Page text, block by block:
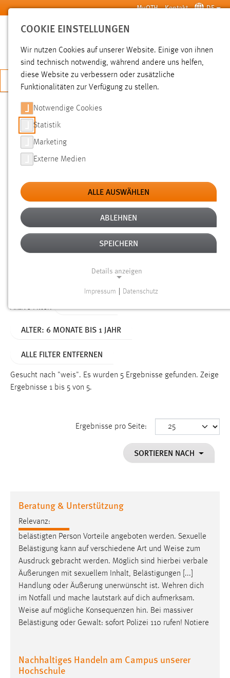
Zum Hauptinhalt springen MyOTH Kontakt DE
SUCHE
JETZT BEWERBEN
SUCHE
FILTER
Typ
Erstellungsdatum
Alter
Aktive Filter:
ALTER: 6 MONATE BIS 1 JAHR
ALLE FILTER ENTFERNEN
Gesucht nach "weis". Es wurden 5 Ergebnisse gefunden. Zeige
Ergebnisse 1 bis 5 von 5.
Ergebnisse pro Seite:
SORTIEREN NACH
Beratung & Unterstützung
Relevanz:
belästigten Person Vorteile angeboten werden. Sexuelle
Belästigung kann auf verschiedene Art und Weise zum
Ausdruck gebracht werden. Möglich sind hierbei verbale
Äußerungen mit sexuellem Inhalt, Belästigungen [...]
Handlung oder Äußerung unerwünscht ist. Wehren dich
im Notfall und mache lautstark auf dich aufmerksam.
Weise auf mögliche Konsequenzen hin. Bei massiver
Belästigung oder Gewalt: sofort Polizei 110 rufen! Notiere
Nachhaltiges Handeln am Campus unserer
Hochschule
COOKIE EINSTELLUNGEN
Wir nutzen Cookies auf unserer Website. Einige von ihnen
sind technisch notwendig, während andere uns helfen,
diese Website zu verbessern oder zusätzliche
Funktionalitäten zur Verfügung zu stellen.
Notwendige Cookies
Statistik
Marketing
Externe Medien
ALLE AUSWÄHLEN
ABLEHNEN
SPEICHERN
Details anzeigen
Funktionen und sind für die einwandfreie Funktion der
Name:
Dieser Cookie speichert die ausgewählten Einverständnis-
Performance
Name:
staticfilecache
Zweck:
Für performante Seitenauslieferung wird in diesem Cookie
gespeichert, ob man eingeloggt ist.
Sprachpräferenz
Name:
Das Cookie speichert die gewählte Sprache der Website.
Impressum Datenschutz